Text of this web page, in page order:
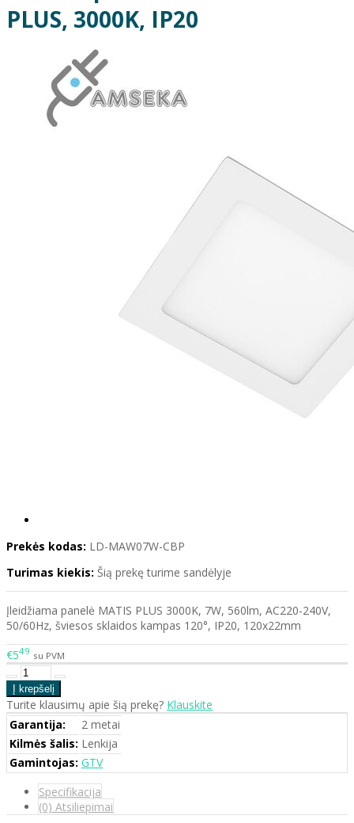
PLUS, 3000K, IP20
Prekės kodas: LD-MAW07W-CBP
Turimas kiekis: Šią prekę turime sandėlyje
Įleidžiama panelė MATIS PLUS 3000K, 7W, 560lm, AC220-240V,
50/60Hz, šviesos sklaidos kampas 120°, IP20, 120x22mm
€549 su PVM
Turite klausimų apie šią prekę? Klauskite
Garantija:
2 metai
Kilmės šalis: Lenkija
Gamintojas: GTV
Specifikacija
(0) Atsiliepimai